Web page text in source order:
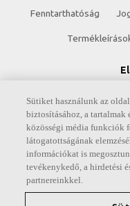
Fenntarthatóság
Sütiket használunk az
biztosításához, a tartalmak
közösségi média funkciók
látogatottságának
információkat is
tevékenykedő, a hirdetési
partnereinkkel.